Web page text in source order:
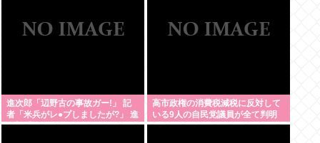
進次郎「辺野古の事故ガー!」 記
者「米兵がレ●プしましたが?」 進
次郎「…ノーコメント」
高市政権の消費税減税に反対して
いる9人の自民党議員が全て判明
www